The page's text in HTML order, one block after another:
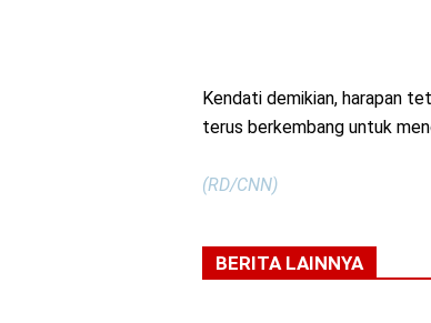
Kendati demikian, harapan
terus berkembang untuk
(RD/CNN)
BERITA LAINNYA